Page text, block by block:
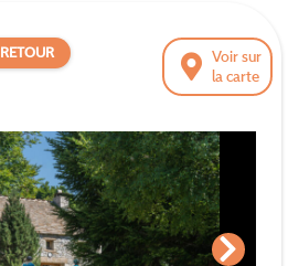
Voir sur
la carte
RETOUR